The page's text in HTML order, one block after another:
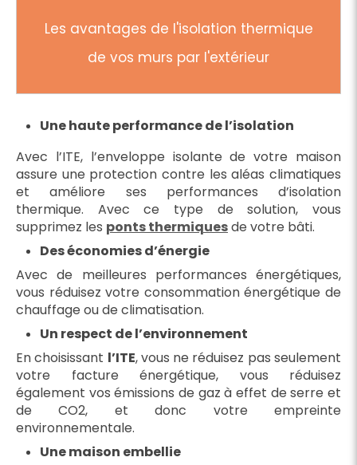
Les avantages de l'isolation thermique
de vos murs par l'extérieur
Une haute performance de l’isolation
Avec l’ITE, l’enveloppe isolante de votre maison
assure une protection contre les aléas climatiques
et améliore ses performances d’isolation
thermique. Avec ce type de solution, vous
supprimez les ponts thermiquesde votre bâti.
Des économies d’énergie
Avec de meilleures performances énergétiques,
vous réduisez votre consommation énergétique de
chauffage ou de climatisation.
Un respect de l’environnement
En choisissant l’ITE, vous ne réduisez pas seulement
votre facture énergétique, vous réduisez
également vos émissions de gaz à effet de serre et
de CO2, et donc votre empreinte
environnementale.
Une maison embellie